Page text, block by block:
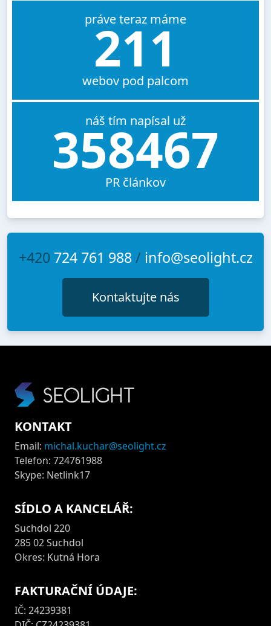
práve teraz máme
211
webov pod palcom
náš tím napísal už
358467
PR článkov
+420 724 761 988/ info@seolight.cz
Kontaktujte nás
KONTAKT
Email: michal.kuchar@seolight.cz
Telefon: 724761988
Skype: Netlink17
SÍDLO A KANCELÁŘ:
Suchdol 220
285 02 Suchdol
Okres: Kutná Hora
FAKTURAČNÍ ÚDAJE:
IČ: 24239381